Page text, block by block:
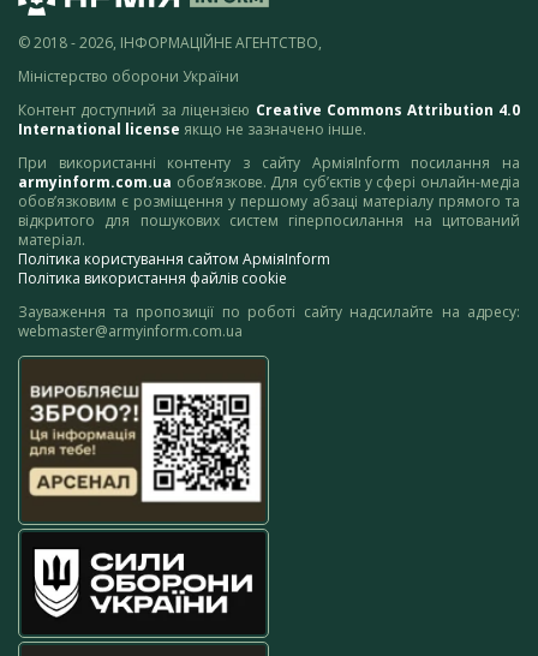
© 2018 - 2026, ІНФОРМАЦІЙНЕ АГЕНТСТВО,
Міністерство оборони України
Контент доступний за ліцензією Creative Commons Attribution 4.0
International license якщо не зазначено інше.
При використанні контенту з сайту АрміяInform посилання на
armyinform.com.ua обов’язкове. Для суб’єктів у сфері онлайн-медіа
обов’язковим є розміщення у першому абзаці матеріалу прямого та
відкритого для пошукових систем гіперпосилання на цитований
матеріал.
Політика користування сайтом АрміяInform
Політика використання файлів cookie
Зауваження та пропозиції по роботі сайту надсилайте на адресу:
webmaster@armyinform.com.ua